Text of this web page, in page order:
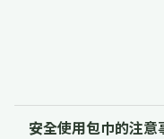
安全使用包巾的注意